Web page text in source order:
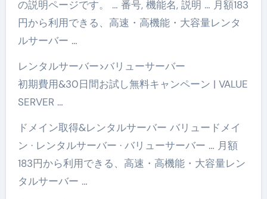
の説明ページです。 … 番号, 機能名, 説明 … 月額183
円から利用できる、高速・高機能・大容量レンタ
ルサーバー …
レンタルサーバー>バリューサーバー
初期費用&30日間お試し無料キャンペーン | VALUE
SERVER …
ドメイン取得&レンタルサーバー バリュードメイ
ン · レンタルサーバー · バリューサーバー … 月額
183円から利用できる、高速・高機能・大容量レン
タルサーバー …